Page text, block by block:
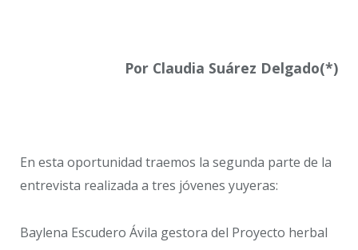
Por Claudia Suárez Delgado(*)
En esta oportunidad traemos la segunda parte de la
entrevista realizada a tres jóvenes yuyeras:
Baylena Escudero Ávila gestora del Proyecto herbal